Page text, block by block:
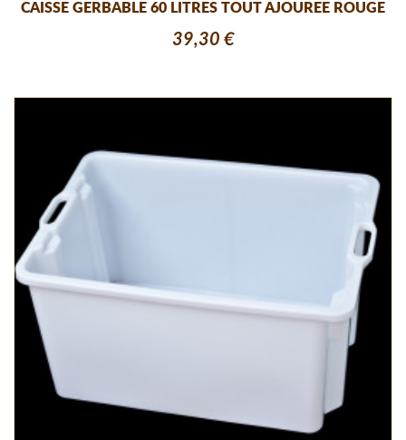
CAISSE GERBABLE 60 LITRES TOUT AJOUREE ROUGE
39,30 €